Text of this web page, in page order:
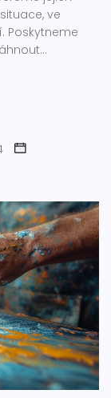
ve
Poskytneme
vaše umělecké